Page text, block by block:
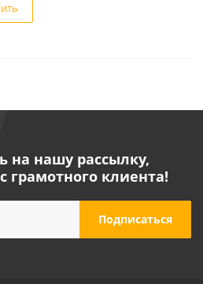
на нашу рассылку,
грамотного клиента!